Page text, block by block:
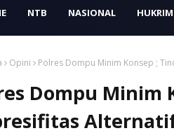
NTB NASIONAL HUKRIM
Opini Polres Dompu Minim Konsep ;
Dompu Minim